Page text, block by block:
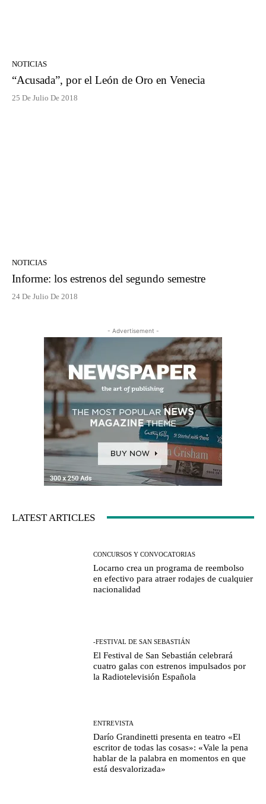
NOTICIAS
“Acusada”, por el León de Oro en Venecia
25 De Julio De 2018
NOTICIAS
Informe: los estrenos del segundo semestre
24 De Julio De 2018
- Advertisement -
LATEST ARTICLES
CONCURSOS Y CONVOCATORIAS
Locarno crea un programa de reembolso
en efectivo para atraer rodajes de cualquier
nacionalidad
-FESTIVAL DE SAN SEBASTIÁN
El Festival de San Sebastián celebrará
cuatro galas con estrenos impulsados por
la Radiotelevisión Española
ENTREVISTA
Darío Grandinetti presenta en teatro «El
escritor de todas las cosas»: «Vale la pena
hablar de la palabra en momentos en que
está desvalorizada»